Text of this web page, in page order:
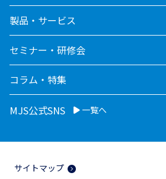
製品・サービス
セミナー・研修会
コラム・特集
MJS公式SNS 一覧へ
サイトマップ